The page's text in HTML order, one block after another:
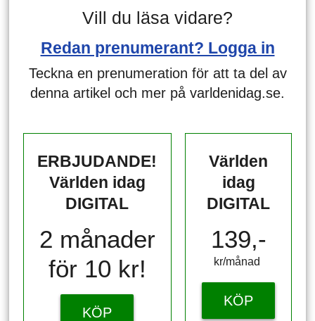
Vill du läsa vidare?
Redan prenumerant? Logga in
Teckna en prenumeration för att ta del av
denna artikel och mer på varldenidag.se.
ERBJUDANDE!
Världen idag
DIGITAL
2 månader
för 10 kr!
KÖP
Världen
idag
DIGITAL
139,-
kr/månad ​​​​​​
KÖP